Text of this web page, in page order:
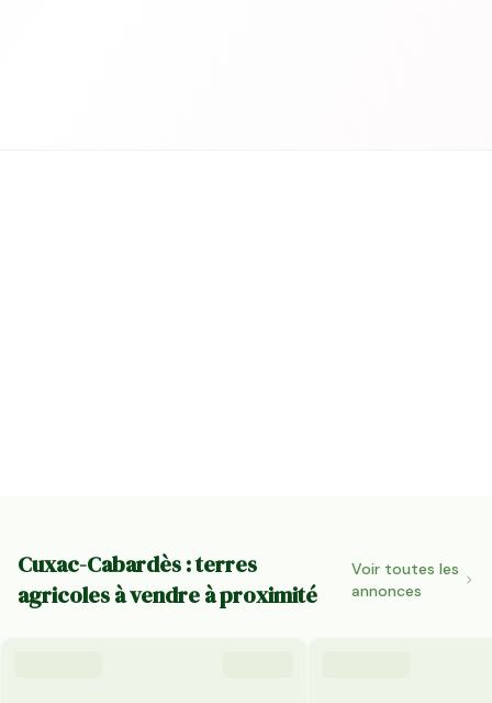
Cuxac-Cabardès : terres
agricoles à vendre à proximité
Voir toutes les
annonces